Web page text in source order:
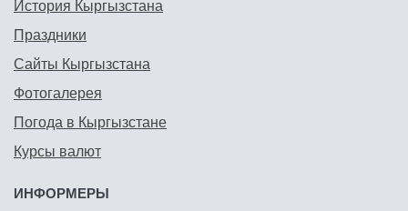
История Кыргызстана
Праздники
Сайты Кыргызстана
Фотогалерея
Погода в Кыргызстане
Курсы валют
ИНФОРМЕРЫ